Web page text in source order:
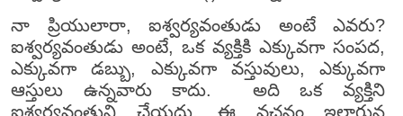
నా ప్రియులారా, ఐశ్వర్యవంతుడు అంటే ఎవరు?
ఐశ్వర్యవంతుడు అంటే, ఒక వ్యక్తికి ఎక్కువగా సంపద,
ఎక్కువగా డబ్బు, ఎక్కువగా వస్తువులు, ఎక్కువగా
ఆస్తులు ఉన్నవారు కాదు. అది ఒక వ్యక్తిని
ఐశ్వర్యవంతుని చేయదు. ఈ వచనం ఇలాగున